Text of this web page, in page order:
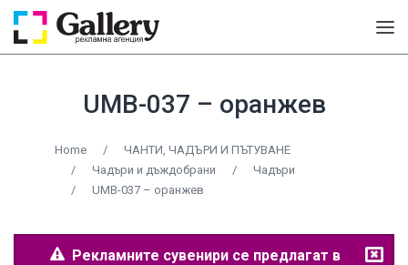
UMB-037 – оранжев
Home /
ЧАНТИ, ЧАДЪРИ И ПЪТУВАНЕ
/
Чадъри и дъждобрани /
Чадъри
/
UMB-037 – оранжев
Рекламните сувенири се предлагат в